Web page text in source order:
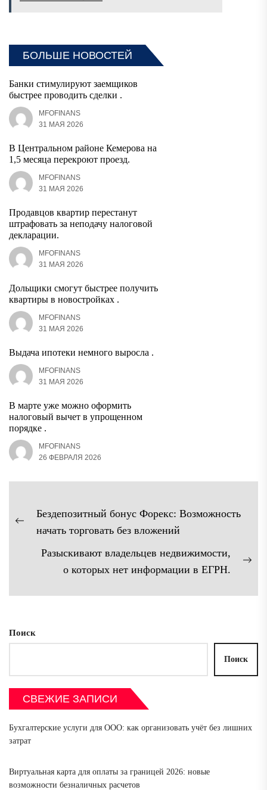
БОЛЬШЕ НОВОСТЕЙ
Банки стимулируют заемщиков
быстрее проводить сделки .
MFOFINANS
31 МАЯ 2026
В Центральном районе Кемерова на
1,5 месяца перекроют проезд.
MFOFINANS
31 МАЯ 2026
Продавцов квартир перестанут
штрафовать за неподачу налоговой
декларации.
MFOFINANS
31 МАЯ 2026
Дольщики смогут быстрее получить
квартиры в новостройках .
MFOFINANS
31 МАЯ 2026
Выдача ипотеки немного выросла .
MFOFINANS
31 МАЯ 2026
В марте уже можно оформить
налоговый вычет в упрощенном
порядке .
MFOFINANS
26 ФЕВРАЛЯ 2026
Навигация
по
записям
Предыдущая
Бездепозитный бонус Форекс: Возможность
начать торговать без вложений
Разыскивают владельцев недвижимости,
о которых нет информации в ЕГРН.
Поиск
Поиск
СВЕЖИЕ ЗАПИСИ
Бухгалтерские услуги для ООО: как организовать учёт без лишних
затрат
Виртуальная карта для оплаты за границей 2026: новые
возможности безналичных расчетов